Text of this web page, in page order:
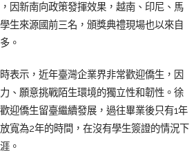
因新南向政策發揮效果，越南、印尼、馬
生來源國前三名，頒獎典禮現場也以來自
。
表示，近年臺灣企業界非常歡迎僑生，因
、願意挑戰陌生環境的獨立性和韌性。徐
迎僑生留臺繼續發展，過往畢業後只有1年
寬為2年的時間，在沒有學生簽證的情況下
。